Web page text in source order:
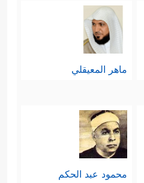
ماهر المعيقلي
محمود عبد الحكم